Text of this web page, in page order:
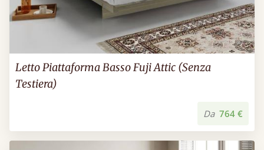
Letto Piattaforma Basso Fuji Attic (Senza
Testiera)
Da 764 €